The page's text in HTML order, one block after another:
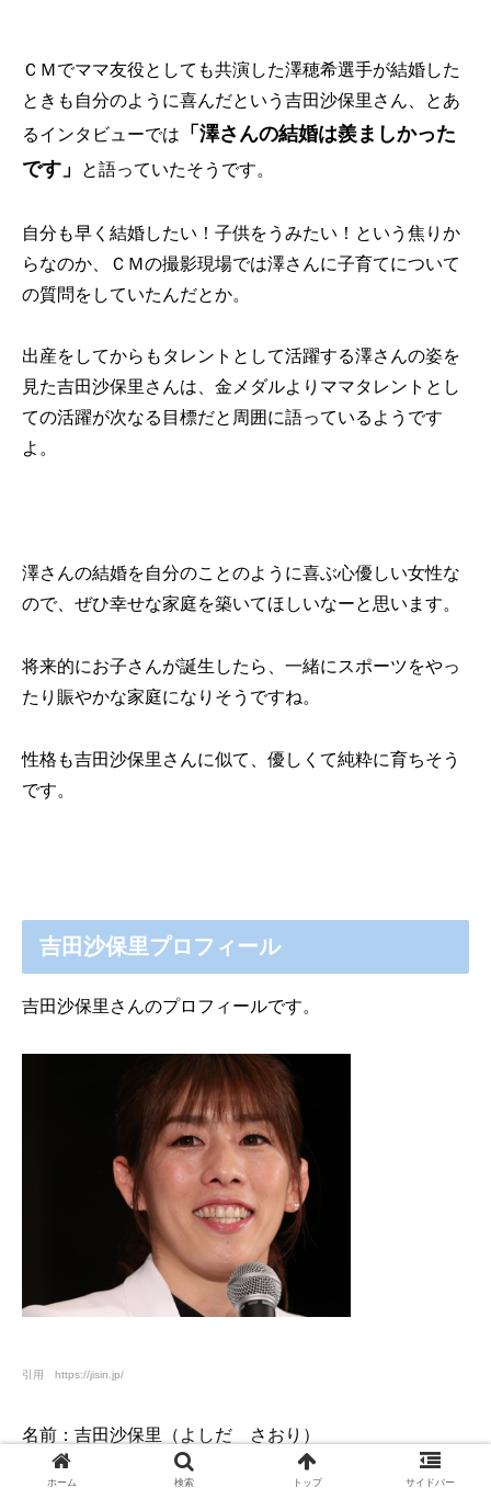
ＣＭでママ友役としても共演した澤穂希選手が結婚した
ときも自分のように喜んだという吉田沙保里さん、とあ
るインタビューでは
「澤さんの結婚は羨ましかった
です」
と語っていたそうです。
自分も早く結婚したい！子供をうみたい！という焦りか
らなのか、ＣＭの撮影現場では澤さんに子育てについて
の質問をしていたんだとか。
出産をしてからもタレントとして活躍する澤さんの姿を
見た吉田沙保里さんは、金メダルよりママタレントとし
ての活躍が次なる目標だと周囲に語っているようです
よ。
澤さんの結婚を自分のことのように喜ぶ心優しい女性な
ので、ぜひ幸せな家庭を築いてほしいなーと思います。
将来的にお子さんが誕生したら、一緒にスポーツをやっ
たり賑やかな家庭になりそうですね。
性格も吉田沙保里さんに似て、優しくて純粋に育ちそう
です。
吉田沙保里プロフィール
吉田沙保里さんのプロフィールです。
引用 https://jisin.jp/
名前：吉田沙保里（よしだ さおり）
ホーム 検索 トップ サイドバー